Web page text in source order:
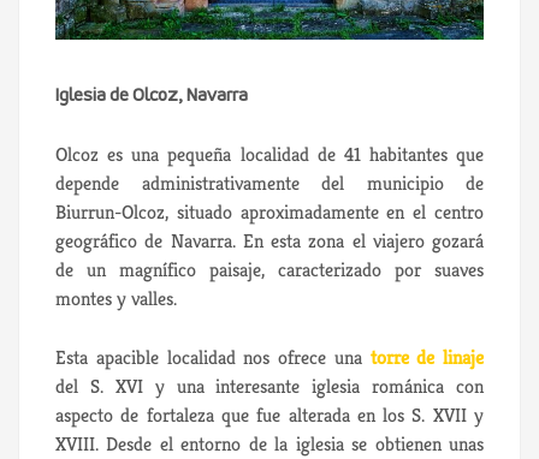
Iglesia de Olcoz, Navarra
Olcoz es una pequeña localidad de 41 habitantes que
depende administrativamente del municipio de
Biurrun-Olcoz, situado aproximadamente en el centro
geográfico de Navarra. En esta zona el viajero gozará
de un magnífico paisaje, caracterizado por suaves
montes y valles.
Esta apacible localidad nos ofrece una torre de linaje
del S. XVI y una interesante iglesia románica con
aspecto de fortaleza que fue alterada en los S. XVII y
XVIII. Desde el entorno de la iglesia se obtienen unas